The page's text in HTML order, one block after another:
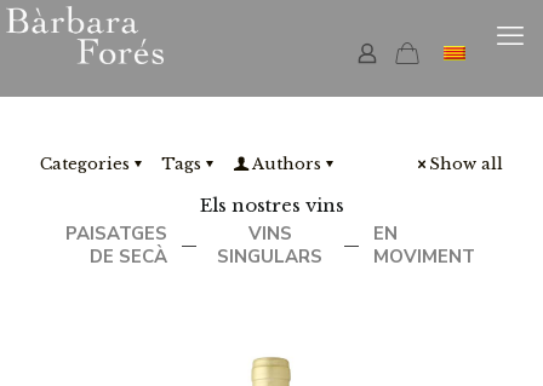
Categories Tags Authors Show all
Els nostres vins
PAISATGES
DE SECÀ
—
VINS
SINGULARS
—
EN
MOVIMENT